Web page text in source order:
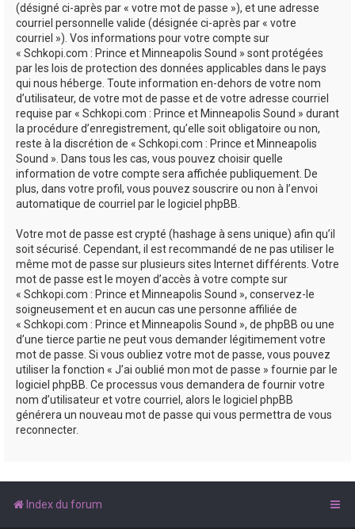
(désigné ci-après par « votre mot de passe »), et une adresse
courriel personnelle valide (désignée ci-après par « votre
courriel »). Vos informations pour votre compte sur
« Schkopi.com : Prince et Minneapolis Sound » sont protégées
par les lois de protection des données applicables dans le pays
qui nous héberge. Toute information en-dehors de votre nom
d’utilisateur, de votre mot de passe et de votre adresse courriel
requise par « Schkopi.com : Prince et Minneapolis Sound » durant
la procédure d’enregistrement, qu’elle soit obligatoire ou non,
reste à la discrétion de « Schkopi.com : Prince et Minneapolis
Sound ». Dans tous les cas, vous pouvez choisir quelle
information de votre compte sera affichée publiquement. De
plus, dans votre profil, vous pouvez souscrire ou non à l’envoi
automatique de courriel par le logiciel phpBB.
Votre mot de passe est crypté (hashage à sens unique) afin qu’il
soit sécurisé. Cependant, il est recommandé de ne pas utiliser le
même mot de passe sur plusieurs sites Internet différents. Votre
mot de passe est le moyen d’accès à votre compte sur
« Schkopi.com : Prince et Minneapolis Sound », conservez-le
soigneusement et en aucun cas une personne affiliée de
« Schkopi.com : Prince et Minneapolis Sound », de phpBB ou une
d’une tierce partie ne peut vous demander légitimement votre
mot de passe. Si vous oubliez votre mot de passe, vous pouvez
utiliser la fonction « J’ai oublié mon mot de passe » fournie par le
logiciel phpBB. Ce processus vous demandera de fournir votre
nom d’utilisateur et votre courriel, alors le logiciel phpBB
générera un nouveau mot de passe qui vous permettra de vous
reconnecter.
Index du forum